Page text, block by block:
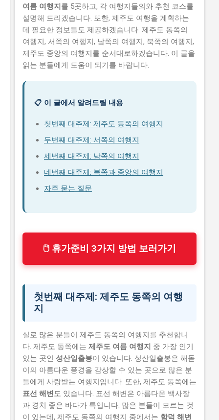
여름 여행지 를 5곳하고, 각 여행지들의와 추천 코스를
설명해 드리겠습니다. 또한, 제주도 여행을 계획하는
데 필요한 정보들도 제공하겠습니다. 제주도 동쪽의
여행지, 서쪽의 여행지, 남쪽의 여행지, 북쪽의 여행지,
제주도 중앙의 여행지를 순서대로하겠습니다. 이 글을
읽는 분들에게 도움이 되기를 바랍니다.
📋 이 글에서 알려드릴 내용
첫번째 대주제: 제주도 동쪽의 여행지
두번째 대주제: 서쪽의 여행지
세번째 대주제: 남쪽의 여행지
네번째 대주제: 북쪽과 중앙의 여행지
자주 묻는 질문
🖱 휴가준비 3가지 방법 보러가기
첫번째 대주제: 제주도 동쪽의 여행
지
실로 많은 분들이 제주도 동쪽의 여행지를 추천합니
다. 제주도 동쪽에는 제주도 여름 여행지 중 가장 인기
있는 곳인 성산일출봉이 있습니다. 성산일출봉은 해돋
이의 아름다운 풍경을 감상할 수 있는 곳으로 많은 분
들에게 사랑받는 여행지입니다. 또한, 제주도 동쪽에는
표선 해변도 있습니다. 표선 해변은 아름다운 백사장
과 경치 좋은 바다가 특입니다. 많은 분들이 모르는 것
이 있는데, 제주도 동쪽의 여행지 중에서는 함덕 해변